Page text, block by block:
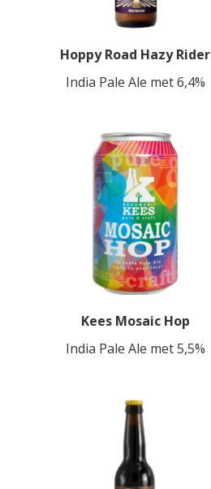
Hoppy Road Hazy Rider
India Pale Ale met 6,4%
Kees Mosaic Hop
India Pale Ale met 5,5%